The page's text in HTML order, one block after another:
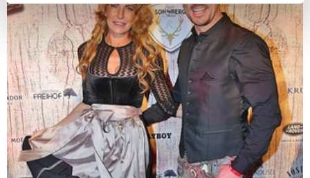
bestimmten Merkmalen (Fingerprinting) identifizieren
Erfahren Sie mehr darüber, wie Ihre persönlichen Daten
verarbeitet werden, und legen Sie Ihre Präferenzen im
Abschnitt Einzelheitenfest.
Wir verwenden Cookies, um Inhalte und Anzeigen zu
personalisieren, Funktionen für soziale Medien anbieten
zu können und die Zugriffe auf unsere Website zu
analysieren. Außerdem geben wir Informationen zu Ihrer
Verwendung unserer Website an unsere Partner für